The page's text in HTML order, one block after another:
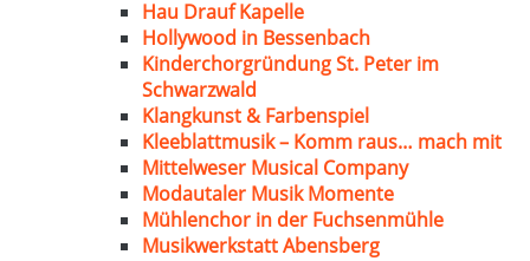
Hau Drauf Kapelle
Hollywood in Bessenbach
Kinderchorgründung St. Peter im
Schwarzwald
Klangkunst & Farbenspiel
Kleeblattmusik – Komm raus… mach mit
Mittelweser Musical Company
Modautaler Musik Momente
Mühlenchor in der Fuchsenmühle
Musikwerkstatt Abensberg